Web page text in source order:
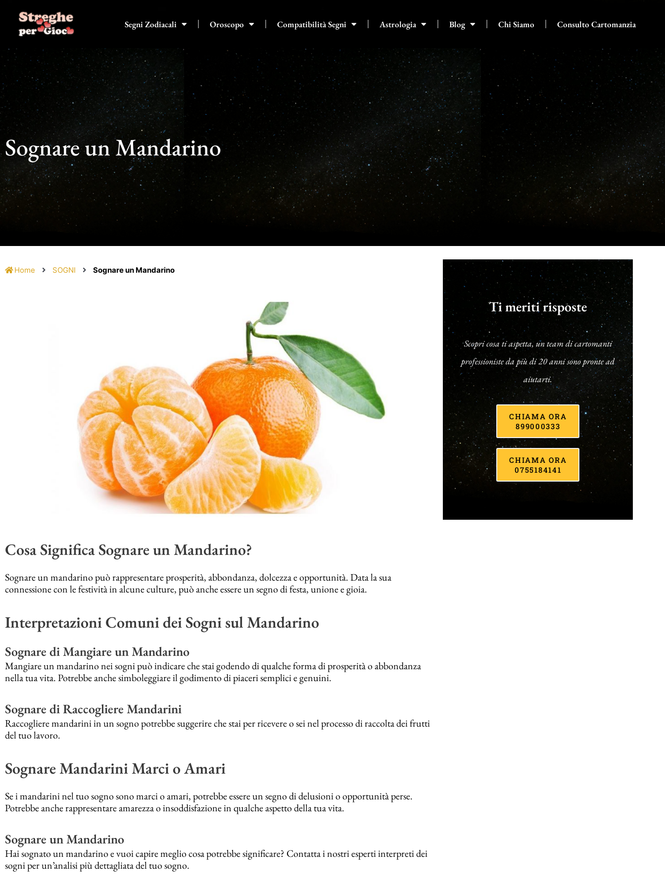
contenuto
Segni Zodiacali Oroscopo Compatibilità Segni Astrologia Blog Chi Siamo Consulto Cartomanzia
Sognare un Mandarino
Home SOGNI Sognare un Mandarino
Cosa Significa Sognare un Mandarino?
Sognare un mandarino può rappresentare prosperità, abbondanza, dolcezza e opportunità. Data la sua
connessione con le festività in alcune culture, può anche essere un segno di festa, unione e gioia.
Interpretazioni Comuni dei Sogni sul Mandarino
Sognare di Mangiare un Mandarino
Mangiare un mandarino nei sogni può indicare che stai godendo di qualche forma di prosperità o abbondanza
nella tua vita. Potrebbe anche simboleggiare il godimento di piaceri semplici e genuini.
Sognare di Raccogliere Mandarini
Raccogliere mandarini in un sogno potrebbe suggerire che stai per ricevere o sei nel processo di raccolta dei frutti
del tuo lavoro.
Sognare Mandarini Marci o Amari
Se i mandarini nel tuo sogno sono marci o amari, potrebbe essere un segno di delusioni o opportunità perse.
Potrebbe anche rappresentare amarezza o insoddisfazione in qualche aspetto della tua vita.
Sognare un Mandarino
Hai sognato un mandarino e vuoi capire meglio cosa potrebbe significare? Contatta i nostri esperti interpreti dei
sogni per un’analisi più dettagliata del tuo sogno.
Ti meriti risposte
Scopri cosa ti aspetta, un team di cartomanti
professioniste da più di 20 anni sono pronte ad
aiutarti.
CHIAMA ORA
899000333
CHIAMA ORA
0755184141